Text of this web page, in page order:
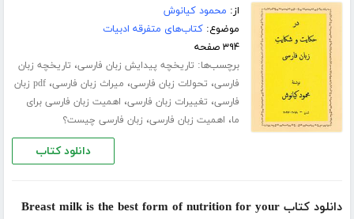
از: محمود کیانوش
موضوع:کتاب‌های متفرقه ادبیات
۳۹۴ صفحه
برچسب‌ها: تاریخچه پیدایش زبان فارسی، تاریخچه زبان
فارسی، تحولات زبان فارسی، میراث زبان فارسی،
pdf زبان
فارسی، تغییرات زبان فارسی، اهمیت زبان فارسی برای
ما، اهمیت زبان فارسی، زبان فارسی چیست؟
دانلود کتاب
دانلود کتاب Breast milk is the best form of nutrition for your